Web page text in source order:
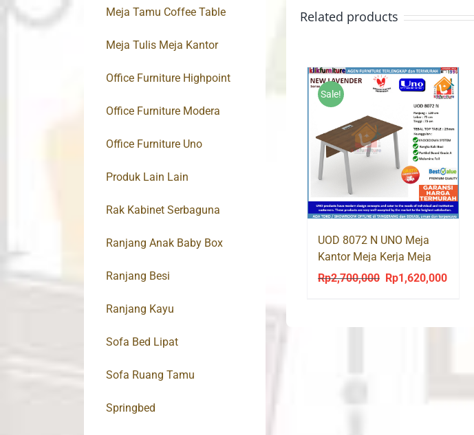
Related products
Sale!
UOD 8072 N UNO Meja
Kantor Meja Kerja Meja
Tulis Kaki Besi
Rp2,700,000
Original
Rp1,620,000Current
Meja Tamu Coffee Table
Meja Tulis Meja Kantor
Office Furniture Highpoint
Office Furniture Modera
Office Furniture Uno
Produk Lain Lain
Rak Kabinet Serbaguna
Ranjang Anak Baby Box
Ranjang Besi
Ranjang Kayu
Sofa Bed Lipat
Sofa Ruang Tamu
Springbed